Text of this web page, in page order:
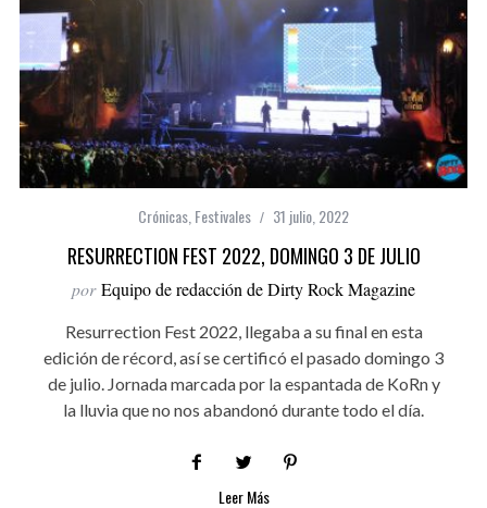
Crónicas Festivales 31 julio, 2022
RESURRECTION FEST 2022, DOMINGO 3 DE JULIO
por Equipo de redacción de Dirty Rock Magazine
Resurrection Fest 2022, llegaba a su final en esta
edición de récord, así se certificó el pasado domingo 3
de julio. Jornada marcada por la espantada de KoRn y
la lluvia que no nos abandonó durante todo el día.
Leer Más